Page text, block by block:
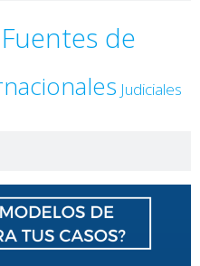
Fuentes de
Judiciales